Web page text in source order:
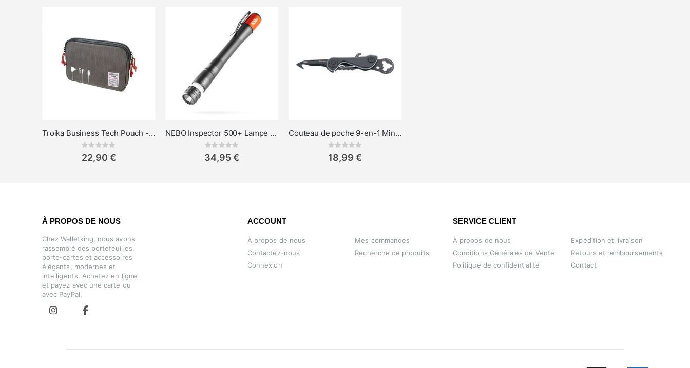
Troika Business Tech Pouch - Sac organiseur de câbles
Rating:
22,90 €
NEBO Inspector 500+ Lampe stylo & lampe d'inspection
Rating:
34,95 €
Couteau de poche 9-en-1 Mini-outil et jeton pour chariot de supermarché
Rating:
18,99 €
À PROPOS DE NOUS
Chez Walletking, nous avons
rassemblé des portefeuilles,
porte-cartes et accessoires
élégants, modernes et
intelligents. Achetez en ligne
et payez avec une carte ou
avec PayPal.
ACCOUNT
À propos de nous
Contactez-nous
Connexion
Mes commandes
Recherche de produits
SERVICE CLIENT
À propos de nous
Conditions Générales de Vente
Politique de confidentialité
Expédition et livraison
Retours et remboursements
Contact